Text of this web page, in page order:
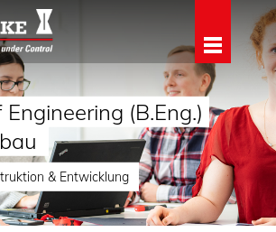
(B.Eng.)
& Entwicklung